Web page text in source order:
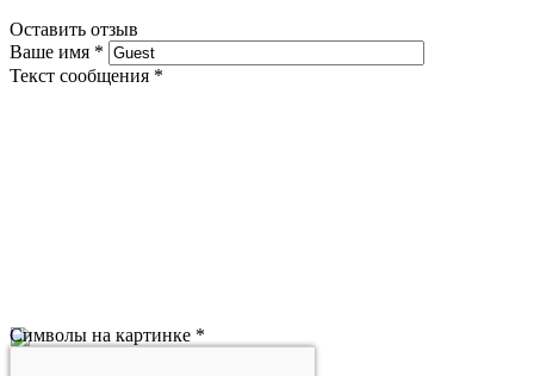
Оставить отзыв
Ваше имя *
Текст сообщения *
Символы на картинке *